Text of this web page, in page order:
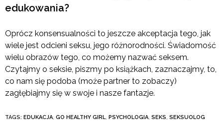
edukowania?
Oprócz konsensualności to jeszcze akceptacja tego, jak
wiele jest odcieni seksu, jego różnorodności. Świadomość
wielu obrazów tego, co możemy nazwać seksem.
Czytajmy o seksie, piszmy po książkach, zaznaczajmy, to,
co nam się podoba (może partner to zobaczy)
zagłębiajmy się w swoje i nasze fantazje.
TAGS: EDUKACJA, GO HEALTHY GIRL, PSYCHOLOGIA, SEKS, SEKSUOLOG